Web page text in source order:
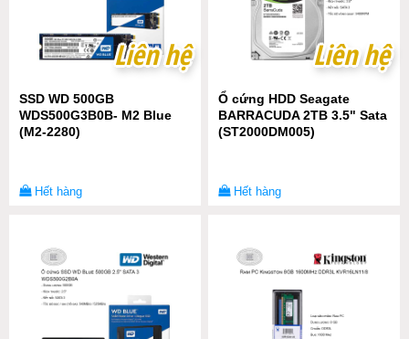
Liên hệ
Liên hệ
SSD WD 500GB
WDS500G3B0B- M2 Blue
(M2-2280)
Hết hàng
Liên hệ
Liên hệ
Ổ cứng HDD Seagate
BARRACUDA 2TB 3.5" Sata
(ST2000DM005)
Hết hàng